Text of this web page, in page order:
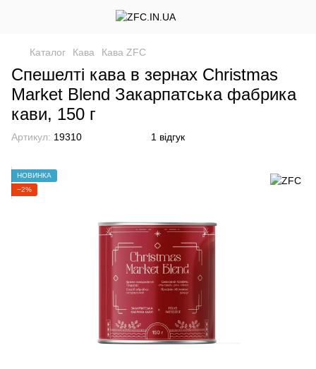
Каталог Кава Кава ZFC
Спешелті кава в зернах Christmas
Market Blend Закарпатська фабрика
кави, 150 г
Артикул: 19310 1 відгук
НОВИНКА
−2%